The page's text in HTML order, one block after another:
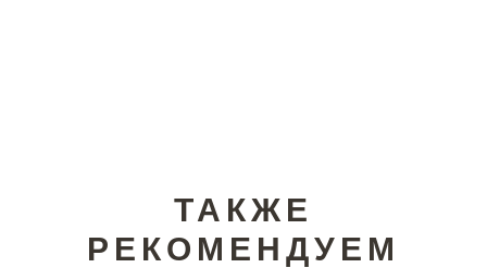
ТАКЖЕ
РЕКОМЕНДУЕМ